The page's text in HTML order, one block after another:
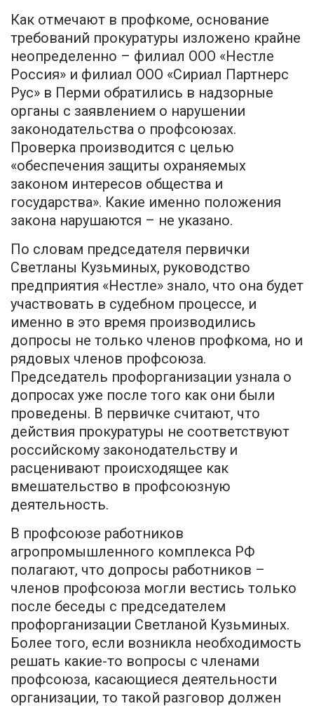
Как отмечают в профкоме, основание
требований прокуратуры изложено крайне
неопределенно – филиал ООО «Нестле
Россия» и филиал ООО «Сириал Партнерс
Рус» в Перми обратились в надзорные
органы с заявлением о нарушении
законодательства о профсоюзах.
Проверка производится с целью
«обеспечения защиты охраняемых
законом интересов общества и
государства». Какие именно положения
закона нарушаются – не указано.
По словам председателя первички
Светланы Кузьминых, руководство
предприятия «Нестле» знало, что она будет
участвовать в судебном процессе, и
именно в это время производились
допросы не только членов профкома, но и
рядовых членов профсоюза.
Председатель профорганизации узнала о
допросах уже после того как они были
проведены. В первичке считают, что
действия прокуратуры не соответствуют
российскому законодательству и
расценивают происходящее как
вмешательство в профсоюзную
деятельность.
В профсоюзе работников
агропромышленного комплекса РФ
полагают, что допросы работников –
членов профсоюза могли вестись только
после беседы с председателем
профорганизации Светланой Кузьминых.
Более того, если возникла необходимость
решать какие-то вопросы с членами
профсоюза, касающиеся деятельности
организации, то такой разговор должен